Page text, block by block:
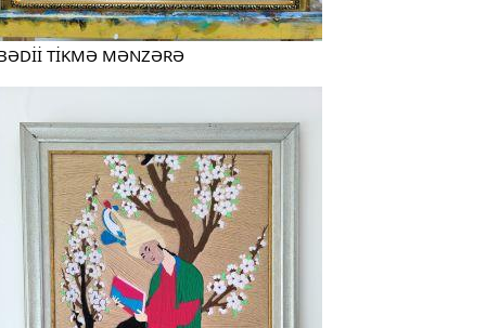
TİKMƏ MƏNZƏRƏ